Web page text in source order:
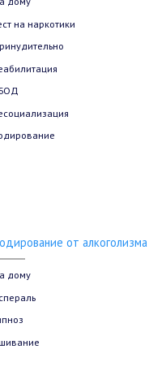
на наркотики
от алкоголизма
дому